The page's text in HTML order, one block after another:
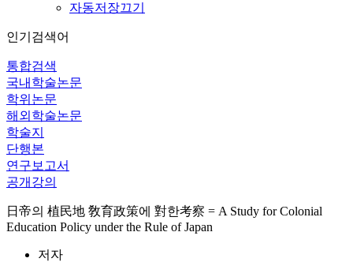
자동저장끄기
인기검색어
통합검색
국내학술논문
학위논문
해외학술논문
학술지
단행본
연구보고서
공개강의
日帝의 植民地 敎育政策에 對한考察 = A Study for Colonial
Education Policy under the Rule of Japan
저자